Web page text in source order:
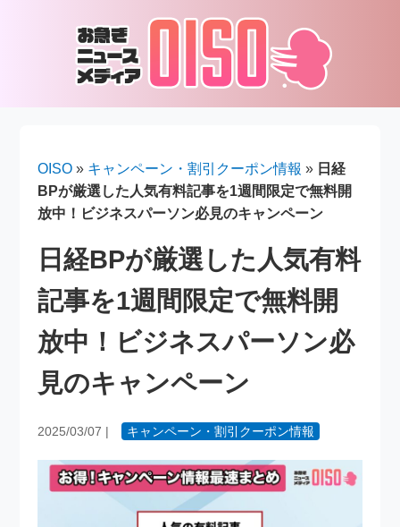
OISO » キャンペーン・割引クーポン情報 » 日経
BPが厳選した人気有料記事を1週間限定で無料開
放中！ビジネスパーソン必見のキャンペーン
日経BPが厳選した人気有料
記事を1週間限定で無料開
放中！ビジネスパーソン必
見のキャンペーン
2025/03/07 | キャンペーン・割引クーポン情報